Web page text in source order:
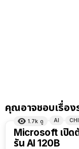
คุณอาจชอบเรื่อง
1.7k ดู AI
Microsoft เปิด
รัน AI 120B